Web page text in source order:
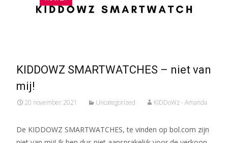
KIDDOWZ SMARTWATCHES – niet van
mij!
20 november 2021 Uncategorized KiDDoWz - Amanda
De KIDDOWZ SMARTWATCHES, te vinden op bol.com zijn